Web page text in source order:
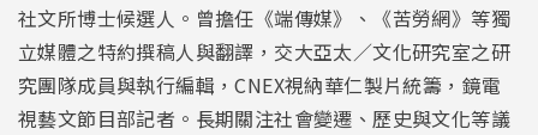
社文所博士候選人。曾擔任《端傳媒》、《苦勞網》等獨
立媒體之特約撰稿人與翻譯，交大亞太／文化研究室之研
究團隊成員與執行編輯，CNEX視納華仁製片統籌，鏡電
視藝文節目部記者。長期關注社會變遷、歷史與文化等議